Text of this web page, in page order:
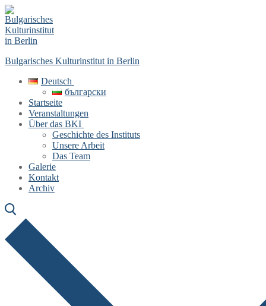
Skip
to
content
Menu
Close
Bulgarisches Kulturinstitut in Berlin
Deutsch
български
Startseite
Veranstaltungen
Über das BKI
Geschichte des Instituts
Unsere Arbeit
Das Team
Galerie
Kontakt
Archiv